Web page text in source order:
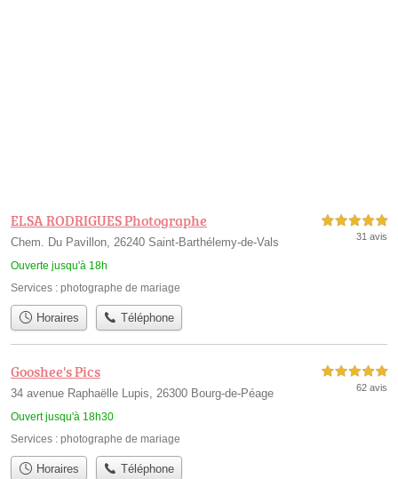
ELSA RODRIGUES Photographe
Chem. Du Pavillon, 26240 Saint-Barthélemy-de-Vals
Ouverte jusqu'à 18h
5,0 étoiles sur 5
31 avis
Services : photographe de mariage
Horaires Téléphone
Gooshee's Pics
34 avenue Raphaëlle Lupis, 26300 Bourg-de-Péage
Ouvert jusqu'à 18h30
5,0 étoiles sur 5
62 avis
Services : photographe de mariage
Horaires Téléphone